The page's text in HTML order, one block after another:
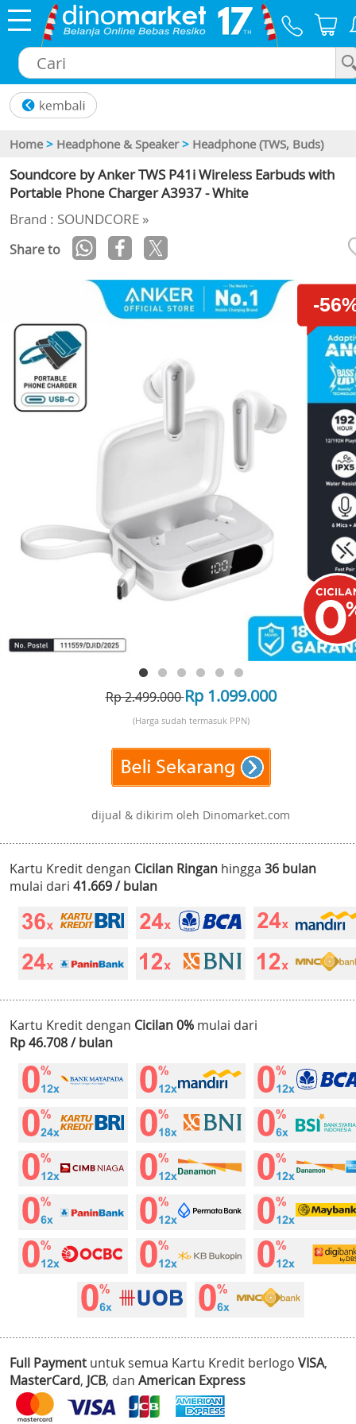
Home > Headphone & Speaker > Headphone (TWS, Buds)
Soundcore by Anker TWS P41i Wireless Earbuds with
Portable Phone Charger A3937 - White
Brand : SOUNDCORE »
Share to
-
Rp 2.499.000Rp 1.099.000
(Harga sudah termasuk PPN)
dijual & dikirim oleh Dinomarket.com
Kartu Kredit dengan Cicilan Ringan hingga 36 bulan
mulai dari 41.669 / bulan
Kartu Kredit dengan Cicilan 0% mulai dari
Rp 46.708 / bulan
Full Payment untuk semua Kartu Kredit berlogo VISA,
MasterCard, JCB, dan American Express